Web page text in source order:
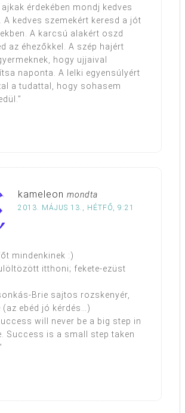
ajkak érdekében mondj kedves
A kedves szemekért keresd a jót
A karcsú alakért oszd
az éhezőkkel. A szép hajért
hogy ujjaival
naponta. A lelki egyensúlyért
a tudattal, hogy sohasem
kameleon mondta
2013. MÁJUS 13., HÉTFŐ, 9:21
mindenkinek :)
itthoni; fekete-ezüst
Brie sajtos rozskenyér,
(az ebéd jó kérdés…)
will never be a big step in
Success is a small step taken